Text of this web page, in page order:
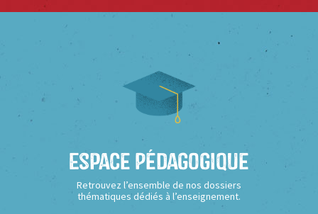
Espace Pédagogique
Retrouvez l’ensemble de nos dossiers
thématiques dédiés à l’enseignement.